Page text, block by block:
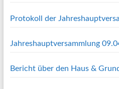
Protokoll der
Jahreshauptversammlung
Bericht über den Haus &